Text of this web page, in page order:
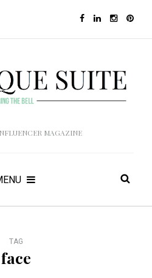
MAGAZINE
TAG
face